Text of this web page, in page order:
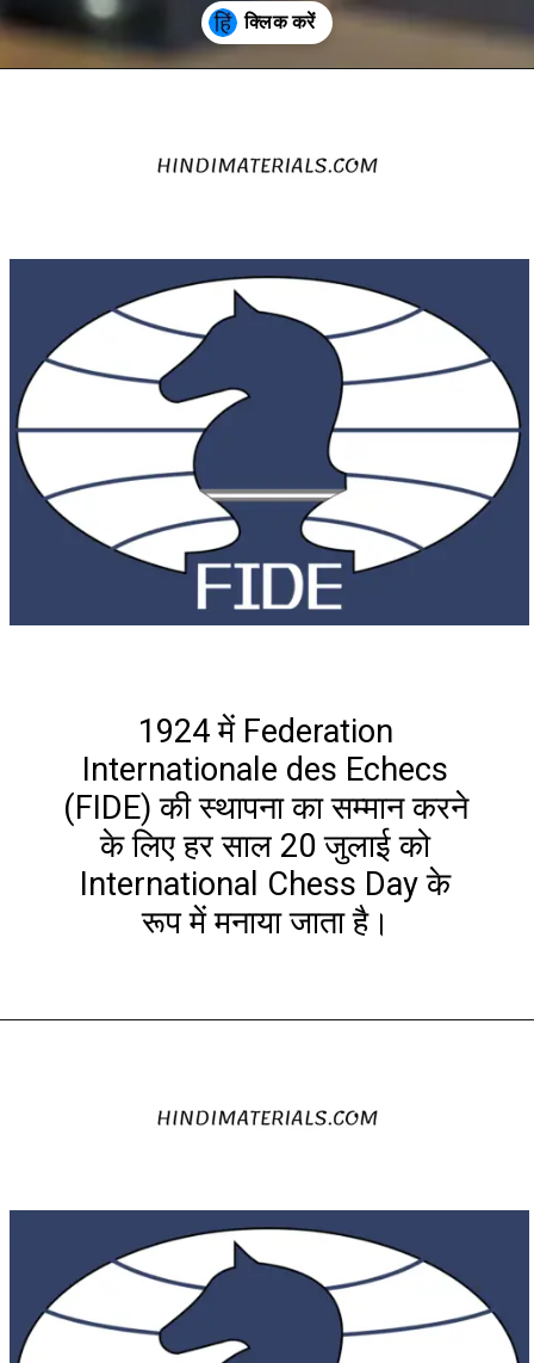
1924 में Federation
Internationale des Echecs
(FIDE) की स्थापना का सम्मान करने
के लिए हर साल 20 जुलाई को
International Chess Day के
रूप में मनाया जाता है।